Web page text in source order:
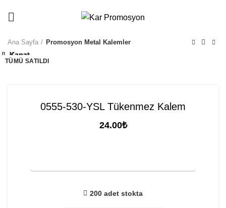
Ana Sayfa Promosyon Metal Kalemler
0555-530-YSL Tükenmez Kalem
24.00₺
200 adet stokta
TÜMÜ SATILDI
Kapat
TÜMÜ SATILDI
Kapat
Kapat
Kapat
TÜMÜ SATILDI
Kapat
Kapat
Kapat
TÜMÜ SATILDI
Kapat
Kapat
Kapat